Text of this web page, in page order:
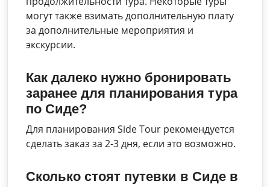
могут также взимать дополнительную плату
за дополнительные мероприятия и
экскурсии.
Как далеко нужно бронировать
заранее для планирования тура
по Сиде?
Для планирования Side Tour рекомендуется
сделать заказ за 2-3 дня, если это возможно.
Сколько стоят путевки в Сиде в